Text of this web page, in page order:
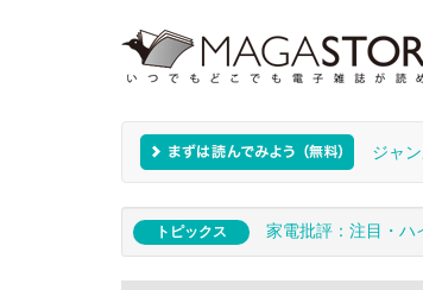
ジャ
トピックス 家電批評：注目・ハ